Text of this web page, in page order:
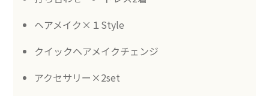
ヘアメイク×１Style
クイックヘアメイクチェンジ
アクセサリー×2set